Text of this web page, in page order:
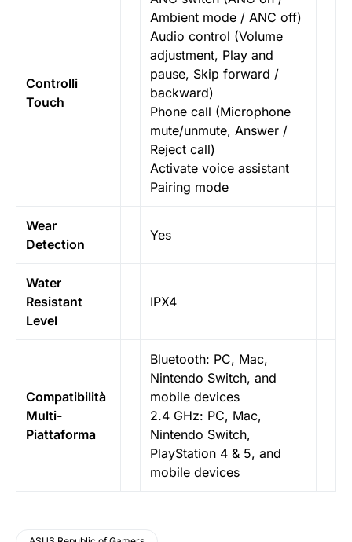
Controlli
Touch
Ambient mode / ANC off)
Audio control (Volume
adjustment, Play and
pause, Skip forward /
backward)
Phone call (Microphone
mute/unmute, Answer /
Reject call)
Activate voice assistant
Pairing mode
Wear
Detection
Yes
Water
Resistant
Level
IPX4
Compatibilità
Multi-
Piattaforma
Bluetooth: PC, Mac,
Nintendo Switch, and
mobile devices
2.4 GHz: PC, Mac,
Nintendo Switch,
PlayStation 4 & 5, and
mobile devices